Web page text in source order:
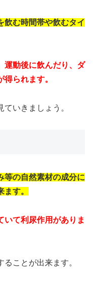
飲む時間帯や飲むタイ
運動後に飲んだり、ダ
られます。
いきましょう。
等の自然素材の成分に
す。
いて利尿作用がありま
ことが出来ます。